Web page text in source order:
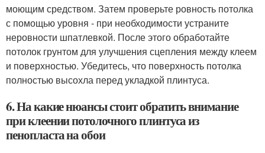
моющим средством. Затем проверьте ровность потолка
с помощью уровня - при необходимости устраните
неровности шпатлевкой. После этого обработайте
потолок грунтом для улучшения сцепления между клеем
и поверхностью. Убедитесь, что поверхность потолка
полностью высохла перед укладкой плинтуса.
6. На какие нюансы стоит обратить внимание
при клеении потолочного плинтуса из
пенопласта на обои